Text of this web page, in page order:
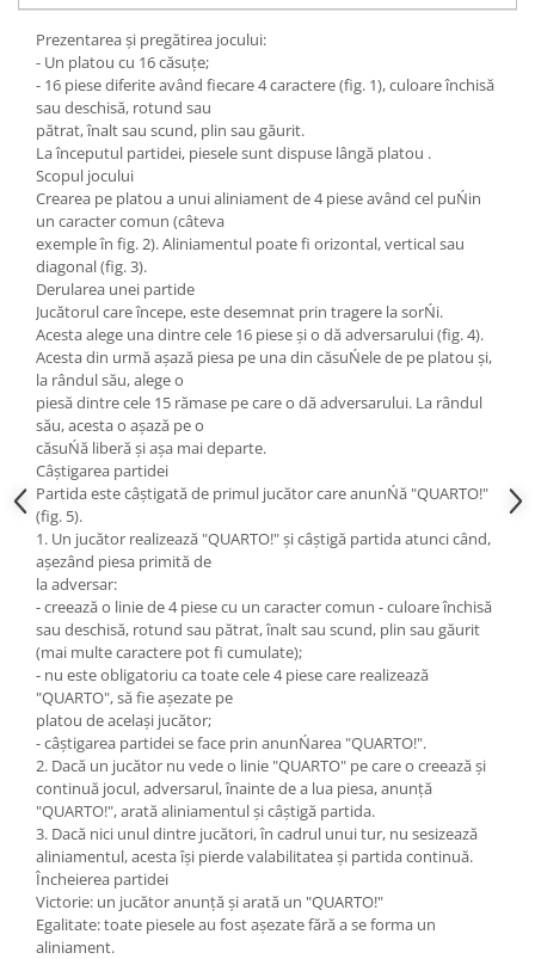
Prezentarea şi pregătirea jocului:
- Un platou cu 16 căsuțe;
- 16 piese diferite având fiecare 4 caractere (fig. 1), culoare închisă
sau deschisă, rotund sau
pătrat, înalt sau scund, plin sau găurit.
La începutul partidei, piesele sunt dispuse lângă platou .
Scopul jocului
Crearea pe platou a unui aliniament de 4 piese având cel puŃin
un caracter comun (câteva
exemple în fig. 2). Aliniamentul poate fi orizontal, vertical sau
diagonal (fig. 3).
Derularea unei partide
Jucătorul care începe, este desemnat prin tragere la sorŃi.
Acesta alege una dintre cele 16 piese şi o dă adversarului (fig. 4).
Acesta din urmă aşază piesa pe una din căsuŃele de pe platou şi,
la rândul său, alege o
piesă dintre cele 15 rămase pe care o dă adversarului. La rândul
său, acesta o aşază pe o
căsuŃă liberă şi aşa mai departe.
Câştigarea partidei
Partida este câştigată de primul jucător care anunŃă "QUARTO!"
(fig. 5).
1. Un jucător realizează "QUARTO!" şi câştigă partida atunci când,
aşezând piesa primită de
la adversar:
- creează o linie de 4 piese cu un caracter comun - culoare închisă
sau deschisă, rotund sau pătrat, înalt sau scund, plin sau găurit
(mai multe caractere pot fi cumulate);
- nu este obligatoriu ca toate cele 4 piese care realizează
"QUARTO", să fie aşezate pe
platou de acelaşi jucător;
- câştigarea partidei se face prin anunŃarea "QUARTO!".
2. Dacă un jucător nu vede o linie "QUARTO" pe care o creează şi
continuă jocul, adversarul, înainte de a lua piesa, anunță
"QUARTO!", arată aliniamentul şi câştigă partida.
3. Dacă nici unul dintre jucători, în cadrul unui tur, nu sesizează
aliniamentul, acesta îşi pierde valabilitatea şi partida continuă.
Încheierea partidei
Victorie: un jucător anunță şi arată un "QUARTO!"
Egalitate: toate piesele au fost aşezate fără a se forma un
aliniament.